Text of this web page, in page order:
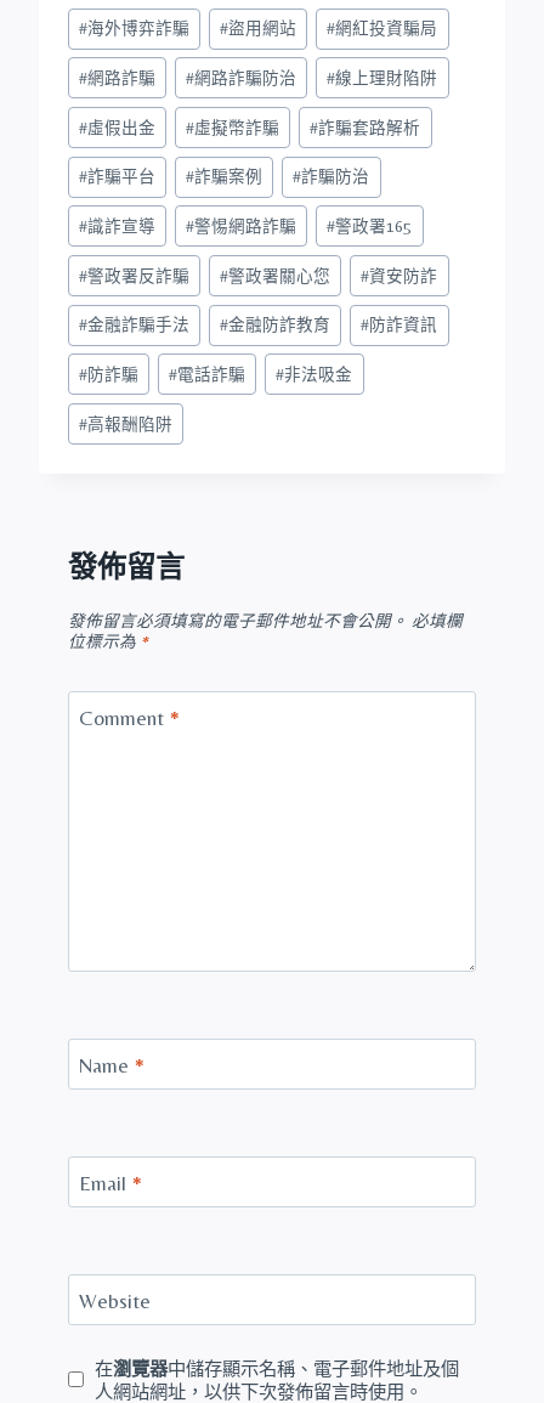
#海外博弈詐騙 #盜用網站 #網紅投資騙局
#網路詐騙 #網路詐騙防治 #線上理財陷阱
#虛假出金 #虛擬幣詐騙 #詐騙套路解析
#詐騙平台 #詐騙案例 #詐騙防治
#識詐宣導 #警惕網路詐騙 #警政署165
#警政署反詐騙 #警政署關心您 #資安防詐
#金融詐騙手法 #金融防詐教育 #防詐資訊
#防詐騙 #電話詐騙 #非法吸金
#高報酬陷阱
發佈留言
發佈留言必須填寫的電子郵件地址不會公開。 必填欄
位標示為 *
Comment *
Name *
Email *
Website
在瀏覽器中儲存顯示名稱、電子郵件地址及個
人網站網址，以供下次發佈留言時使用。